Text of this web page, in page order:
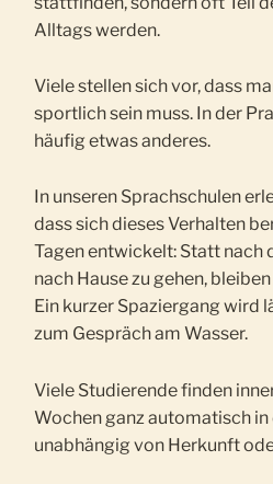
Alltags werden.
Viele stellen sich vor, dass
sportlich sein muss. In der
häufig etwas anderes.
In unseren Sprachschulen
dass sich dieses Verhalten
Tagen entwickelt: Statt nach
nach Hause zu gehen,
Ein kurzer Spaziergang wird
zum Gespräch am Wasser.
Viele Studierende finden
Wochen ganz automatisch in
unabhängig von Herkunft